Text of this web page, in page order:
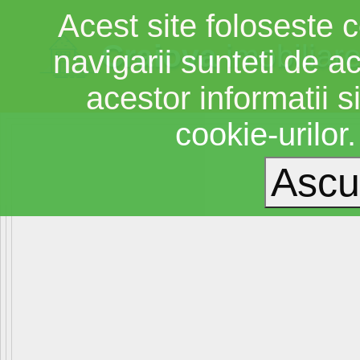
Craiova
Acest site foloseste
navigarii sunteti de
acestor informatii
cookie-